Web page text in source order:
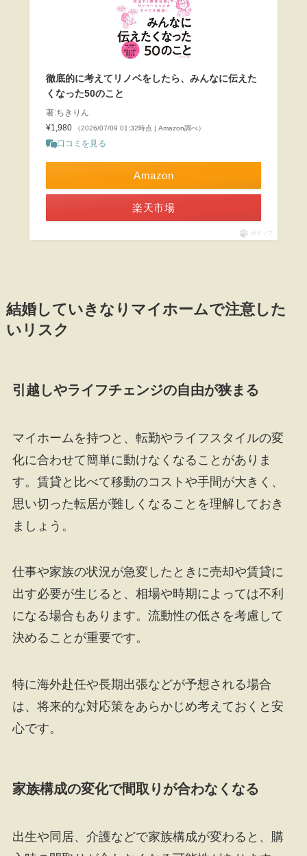
徹底的に考えてリノベをしたら、みんなに伝えた
くなった50のこと
著:ちきりん
¥1,980
（2026/07/09 01:32時点 | Amazon調べ）
口コミを見る
Amazon
楽天市場
ポチップ
結婚していきなりマイホームで注意した
いリスク
引越しやライフチェンジの自由が狭まる
マイホームを持つと、転勤やライフスタイルの変
化に合わせて簡単に動けなくなることがありま
す。賃貸と比べて移動のコストや手間が大きく、
思い切った転居が難しくなることを理解しておき
ましょう。
仕事や家族の状況が急変したときに売却や賃貸に
出す必要が生じると、相場や時期によっては不利
になる場合もあります。流動性の低さを考慮して
決めることが重要です。
特に海外赴任や長期出張などが予想される場合
は、将来的な対応策をあらかじめ考えておくと安
心です。
家族構成の変化で間取りが合わなくなる
出生や同居、介護などで家族構成が変わると、購